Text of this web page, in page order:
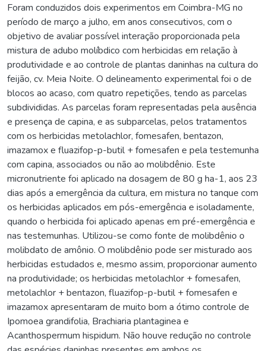
Foram conduzidos dois experimentos em Coimbra-MG no
período de março a julho, em anos consecutivos, com o
objetivo de avaliar possível interação proporcionada pela
mistura de adubo molíbdico com herbicidas em relação à
produtividade e ao controle de plantas daninhas na cultura do
feijão, cv. Meia Noite. O delineamento experimental foi o de
blocos ao acaso, com quatro repetições, tendo as parcelas
subdivididas. As parcelas foram representadas pela ausência
e presença de capina, e as subparcelas, pelos tratamentos
com os herbicidas metolachlor, fomesafen, bentazon,
imazamox e fluazifop-p-butil + fomesafen e pela testemunha
com capina, associados ou não ao molibdênio. Este
micronutriente foi aplicado na dosagem de 80 g ha-1, aos 23
dias após a emergência da cultura, em mistura no tanque com
os herbicidas aplicados em pós-emergência e isoladamente,
quando o herbicida foi aplicado apenas em pré-emergência e
nas testemunhas. Utilizou-se como fonte de molibdênio o
molibdato de amônio. O molibdênio pode ser misturado aos
herbicidas estudados e, mesmo assim, proporcionar aumento
na produtividade; os herbicidas metolachlor + fomesafen,
metolachlor + bentazon, fluazifop-p-butil + fomesafen e
imazamox apresentaram de muito bom a ótimo controle de
Ipomoea grandifolia, Brachiaria plantaginea e
Acanthospermum hispidum. Não houve redução no controle